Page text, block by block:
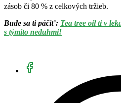
zásob či 80 % z celkových tržieb.
Bude sa ti páčiť: Tea tree oil ti v
s týmito neduhmi!